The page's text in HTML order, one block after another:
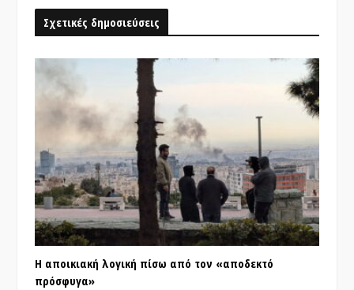
Σχετικές δημοσιεύσεις
Η αποικιακή λογική πίσω από τον «αποδεκτό
πρόσφυγα»